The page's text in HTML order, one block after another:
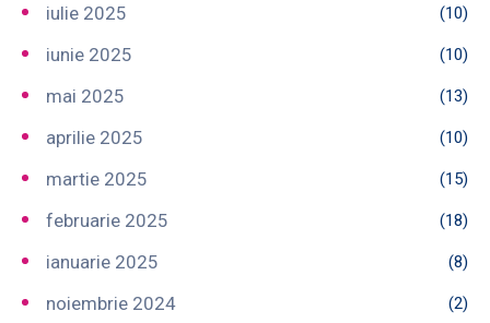
iulie 2025 (10)
iunie 2025 (10)
mai 2025 (13)
aprilie 2025 (10)
martie 2025 (15)
februarie 2025 (18)
ianuarie 2025 (8)
noiembrie 2024 (2)